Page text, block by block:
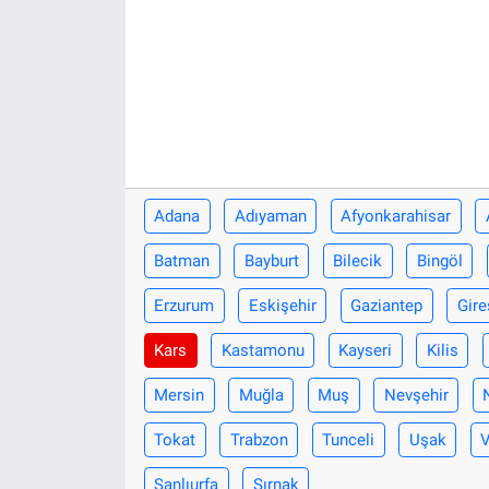
Adana Adıyaman Afyonkarahisar
Batman Bayburt Bilecik Bingöl
Erzurum Eskişehir Gaziantep
Kars Kastamonu Kayseri Kilis
Mersin Muğla Muş Nevşehir
Tokat Trabzon Tunceli Uşak
Şanlıurfa Şırnak